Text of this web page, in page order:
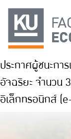
ประกาศผู้ชนะกา
อัจฉริยะ จำนวน
อิเล็กทรอนิกส์